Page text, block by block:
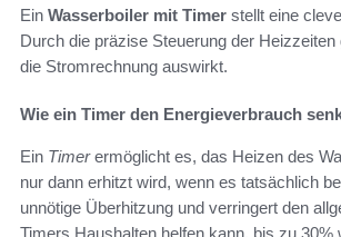
Ein Wasserboiler mit Timer stellt eine
Durch die präzise Steuerung der Heizzeiten
die Stromrechnung auswirkt.
Wie ein Timer den Energieverbrauch
Ein Timerermöglicht es, das Heizen des
nur dann erhitzt wird, wenn es tatsächlich
unnötige Überhitzung und verringert den
Timers Haushalten helfen kann, bis zu